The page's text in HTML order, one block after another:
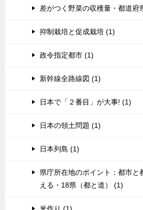
差がつく野菜の収穫量・都道府
抑制栽培と促成栽培 (1)
政令指定都市 (1)
新幹線全路線図 (1)
日本で「２番目」が大事! (1)
日本の領土問題 (1)
日本列島 (1)
県庁所在地のポイント：都市と
える・18県（都と道） (1)